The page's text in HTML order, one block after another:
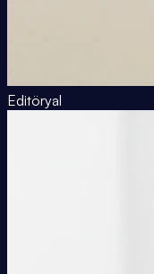
Editöryal